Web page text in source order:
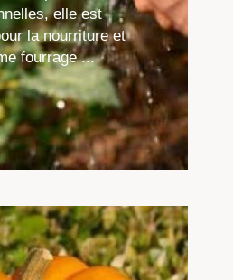
elle est
la nourriture et
fourrage ...